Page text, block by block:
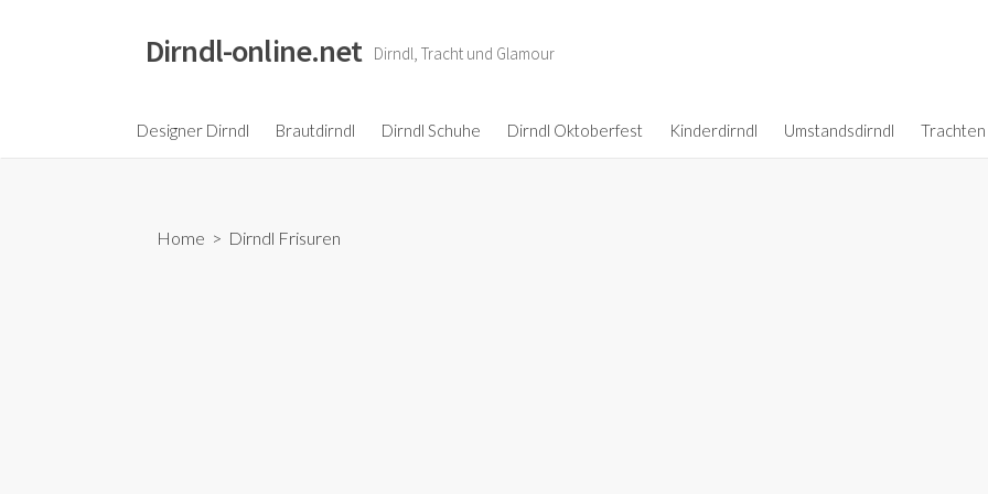
o
Dirndl-online.net Dirndl, Tracht und Glamour
Designer Dirndl Brautdirndl Dirndl Schuhe Dirndl Oktoberfest Kinderdirndl Umstandsdirndl
Home > Dirndl Frisuren